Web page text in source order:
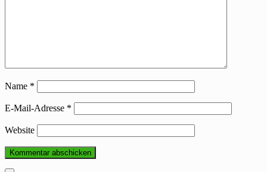
Name *
E-Mail-Adresse *
Website